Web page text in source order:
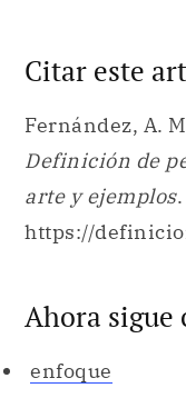
Citar este
Fernández, A.
Definición de
arte y ejemplos
https://
Ahora sigue
enfoque